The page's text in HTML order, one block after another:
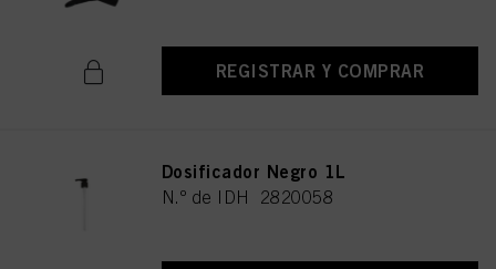
REGISTRAR Y COMPRAR
Dosificador Negro 1L
N.º de IDH 2820058